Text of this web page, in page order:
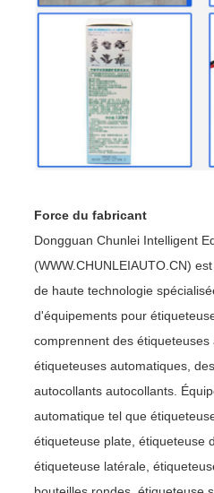
Force du fabricant
Dongguan Chunlei Intelligent
(WWW.CHUNLEIAUTO.CN)
de haute technologie
d'équipements pour
comprennent des
étiqueteuses automatiques,
autocollants autocollants.
automatique tel que
étiqueteuse plate, étiqueteuse
étiqueteuse latérale,